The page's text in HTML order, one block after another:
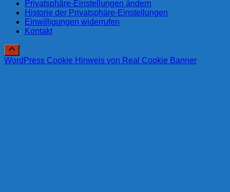
Privatsphäre-Einstellungen ändern
Historie der Privatsphäre-Einstellungen
Einwilligungen widerrufen
Kontakt
WordPress Cookie Hinweis von Real Cookie Banner